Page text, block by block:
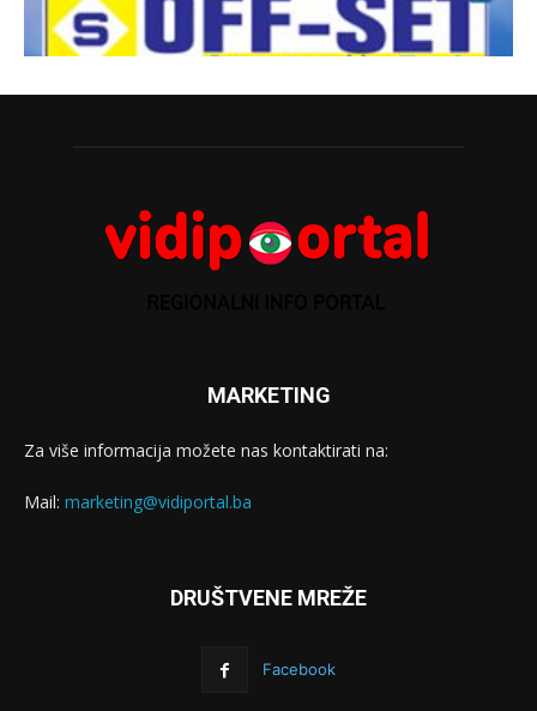
MARKETING
Za više informacija možete nas kontaktirati na:
Mail: marketing@vidiportal.ba
DRUŠTVENE MREŽE
Facebook